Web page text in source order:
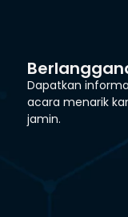
Dapatkan
acara menarik
jamin.